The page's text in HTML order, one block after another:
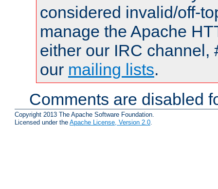
considered invalid/off-
manage the Apache
either our IRC channel,
our mailing lists.
Comments are disabled
Copyright 2013 The Apache Software Foundation.
Licensed under the Apache License, Version 2.0.